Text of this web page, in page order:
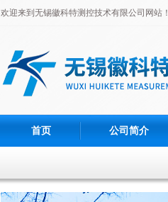
欢迎来到无锡徽科特测控技术有限公司网站！
首页 公司简介